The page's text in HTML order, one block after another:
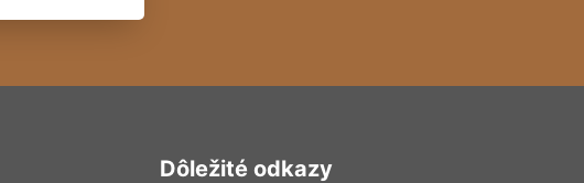
Dôležité odkazy